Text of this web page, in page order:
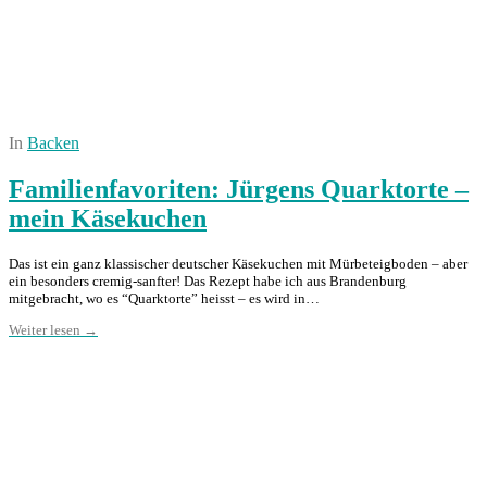
In Backen
Familienfavoriten: Jürgens Quarktorte –
mein Käsekuchen
Das ist ein ganz klassischer deutscher Käsekuchen mit Mürbeteigboden – aber
ein besonders cremig-sanfter! Das Rezept habe ich aus Brandenburg
mitgebracht, wo es “Quarktorte” heisst – es wird in…
Weiter lesen →